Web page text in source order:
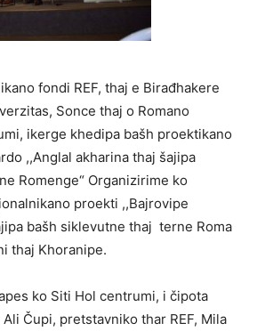
fondi REF, thaj e Birađhakere
Sonce thaj o Romano
ikerge khedipa bašh proektikano
,,Anglal akharina thaj šajipa
Romenge“ Organizirime ko
proekti ,,Bajrovipe
bašh siklevutne thaj terne Roma
thaj Khoranipe.
ko Siti Hol centrumi, i čipota
Čupi, pretstavniko thar REF, Mila